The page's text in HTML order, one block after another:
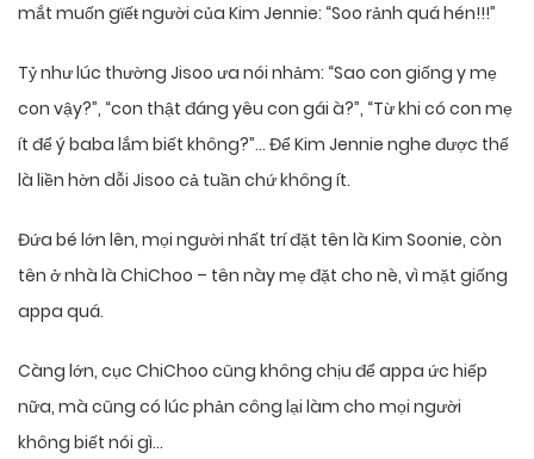
mắt muốn gϊếŧ người của Kim Jennie: “Soo rảnh quá hén!!!”
Tỷ như lúc thường Jisoo ưa nói nhảm: “Sao con giống y mẹ
con vậy?”, “con thật đáng yêu con gái à?”, “Từ khi có con mẹ
ít để ý baba lắm biết không?”… Để Kim Jennie nghe được thế
là liền hờn dỗi Jisoo cả tuần chứ không ít.
Đứa bé lớn lên, mọi người nhất trí đặt tên là Kim Soonie, còn
tên ở nhà là ChiChoo – tên này mẹ đặt cho nè, vì mặt giống
appa quá.
Càng lớn, cục ChiChoo cũng không chịu để appa ức hiếp
nữa, mà cũng có lúc phản công lại làm cho mọi người
không biết nói gì…